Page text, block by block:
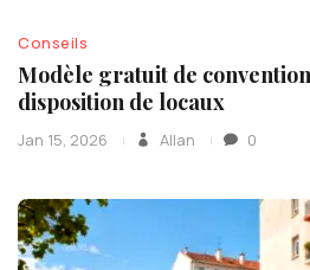
Conseils
Modèle gratuit de
disposition de locaux
Jan 15, 2026 Allan 0